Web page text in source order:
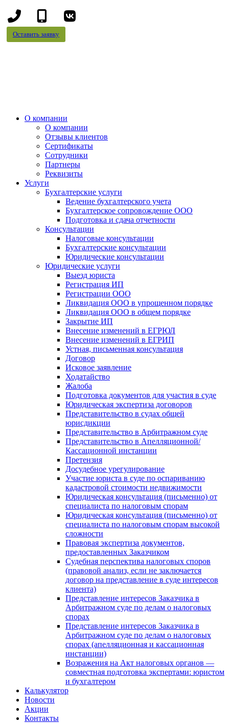
+7
(8442)
+7
(995)
Оставить заявку
О компании
О компании
Отзывы клиентов
Сертификаты
Сотрудники
Партнеры
Реквизиты
Услуги
Бухгалтерские услуги
Ведение бухгалтерского учета
Бухгалтерское сопровождение ООО
Подготовка и сдача отчетности
Консультации
Налоговые консультации
Бухгалтерские консультации
Юридические консультации
Юридические услуги
Выезд юриста
Регистрация ИП
Регистрации ООО
Ликвидация ООО в упрощенном порядке
Ликвидация ООО в общем порядке
Закрытие ИП
Внесение изменений в ЕГРЮЛ
Внесение изменений в ЕГРИП
Устная, письменная консультация
Договор
Исковое заявление
Ходатайство
Жалоба
Подготовка документов для участия в суде
Юридическая экспертиза договоров
Представительство в судах общей
юрисдикции
Представительство в Арбитражном суде
Представительство в Апелляционной/
Кассационной инстанции
Претензия
Досудебное урегулирование
Участие юриста в суде по оспариванию
кадастровой стоимости недвижимости
Юридическая консультация (письменно) от
специалиста по налоговым спорам
Юридическая консультация (письменно) от
специалиста по налоговым спорам высокой
сложности
Правовая экспертиза документов,
предоставленных Заказчиком
Судебная перспектива налоговых споров
(правовой анализ, если не заключается
договор на представление в суде интересов
клиента)
Представление интересов Заказчика в
Арбитражном суде по делам о налоговых
спорах
Представление интересов Заказчика в
Арбитражном суде по делам о налоговых
спорах (апелляционная и кассационная
инстанции)
Возражения на Акт налоговых органов —
совместная подготовка экспертами: юристом
и бухгалтером
Калькулятор
Новости
Акции
Контакты